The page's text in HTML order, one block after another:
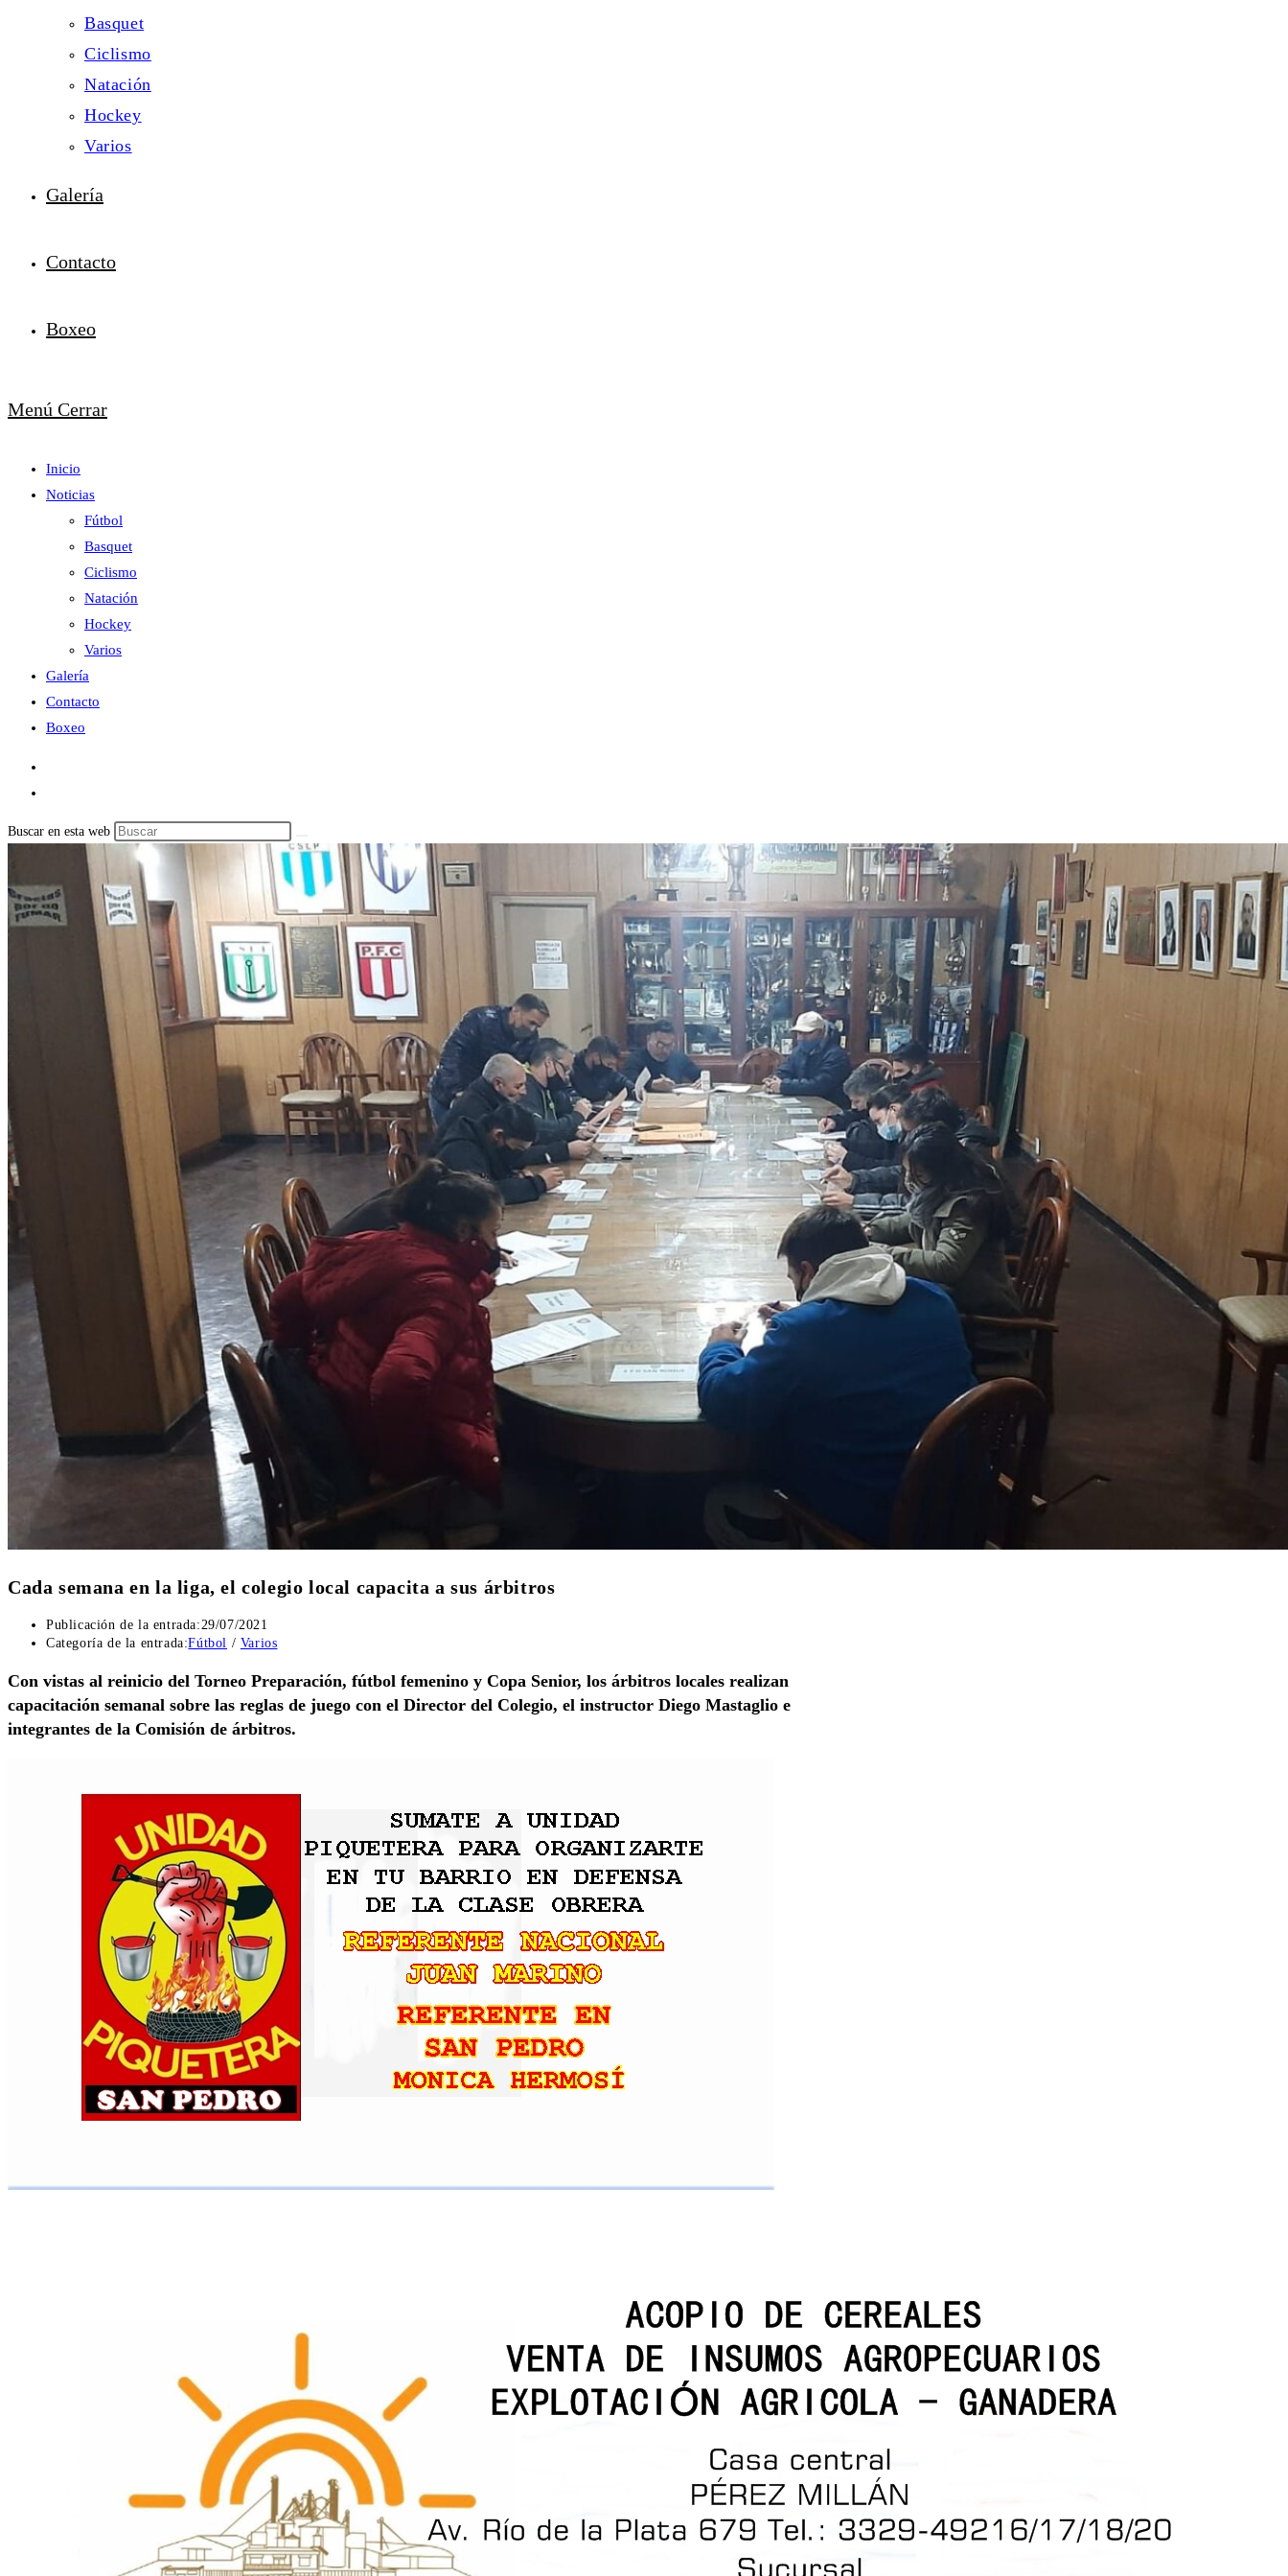
Basquet
Ciclismo
Natación
Hockey
Varios
Galería
Contacto
Boxeo
Menú Cerrar
Inicio
Noticias
Fútbol
Basquet
Ciclismo
Natación
Hockey
Varios
Galería
Contacto
Boxeo
Buscar en esta web
Cada semana en la liga, el colegio local capacita a sus árbitros
Publicación de la entrada:29/07/2021
Categoría de la entrada:Fútbol / Varios
Con vistas al reinicio del Torneo Preparación, fútbol femenino y Copa Senior, los árbitros locales realizan
capacitación semanal sobre las reglas de juego con el Director del Colegio, el instructor Diego Mastaglio e
integrantes de la Comisión de árbitros.